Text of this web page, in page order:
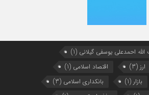
الله احمدعلی یوسفی گیلانی (1)
ارز (3) اقتصاد اسلامی (1)
بازار (1) بانکداری اسلامی (3)